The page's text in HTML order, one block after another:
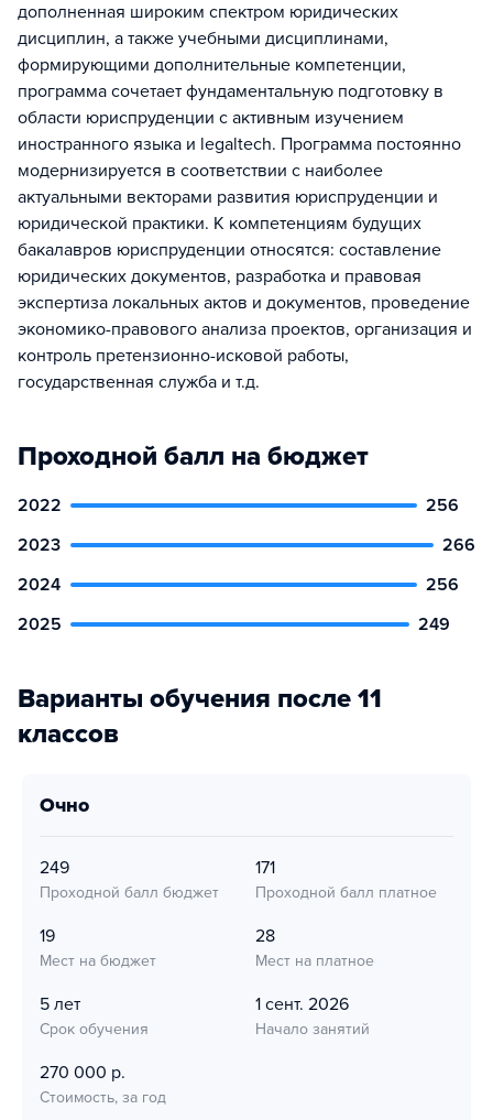
дополненная широким спектром юридических
дисциплин, а также учебными дисциплинами,
формирующими дополнительные компетенции,
программа сочетает фундаментальную подготовку в
области юриспруденции с активным изучением
иностранного языка и legaltech. Программа постоянно
модернизируется в соответствии с наиболее
актуальными векторами развития юриспруденции и
юридической практики. К компетенциям будущих
бакалавров юриспруденции относятся: составление
юридических документов, разработка и правовая
экспертиза локальных актов и документов, проведение
экономико-правового анализа проектов, организация и
контроль претензионно-исковой работы,
государственная служба и т.д.
Проходной балл на бюджет
2022
256
2023
266
2024
256
2025
249
Варианты обучения после 11
классов
очно
249
Проходной балл бюджет
171
Проходной балл платное
19
Мест на бюджет
28
Мест на платное
5 лет
Срок обучения
1 сент. 2026
Начало занятий
270 000 р.
Стоимость, за год